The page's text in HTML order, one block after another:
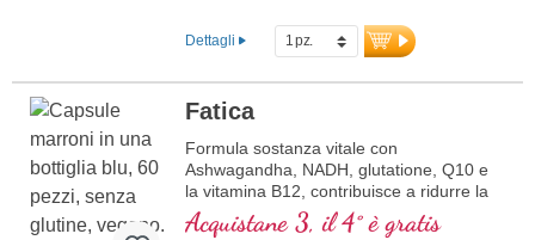
Dettagli
Fatica
Formula sostanza vitale con
Ashwagandha, NADH, glutatione, Q10 e
la vitamina B12, contribuisce a ridurre la
stanchezza e la fatica.
Acquistane 3, il 4° è gratis